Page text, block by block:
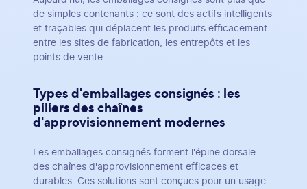
de simples contenants : ce sont des actifs intelligents
et traçables qui déplacent les produits efficacement
entre les sites de fabrication, les entrepôts et les
points de vente.
Types d'emballages consignés : les
piliers des chaînes
d'approvisionnement modernes
Les emballages consignés forment l'épine dorsale
des chaînes d'approvisionnement efficaces et
durables. Ces solutions sont conçues pour un usage